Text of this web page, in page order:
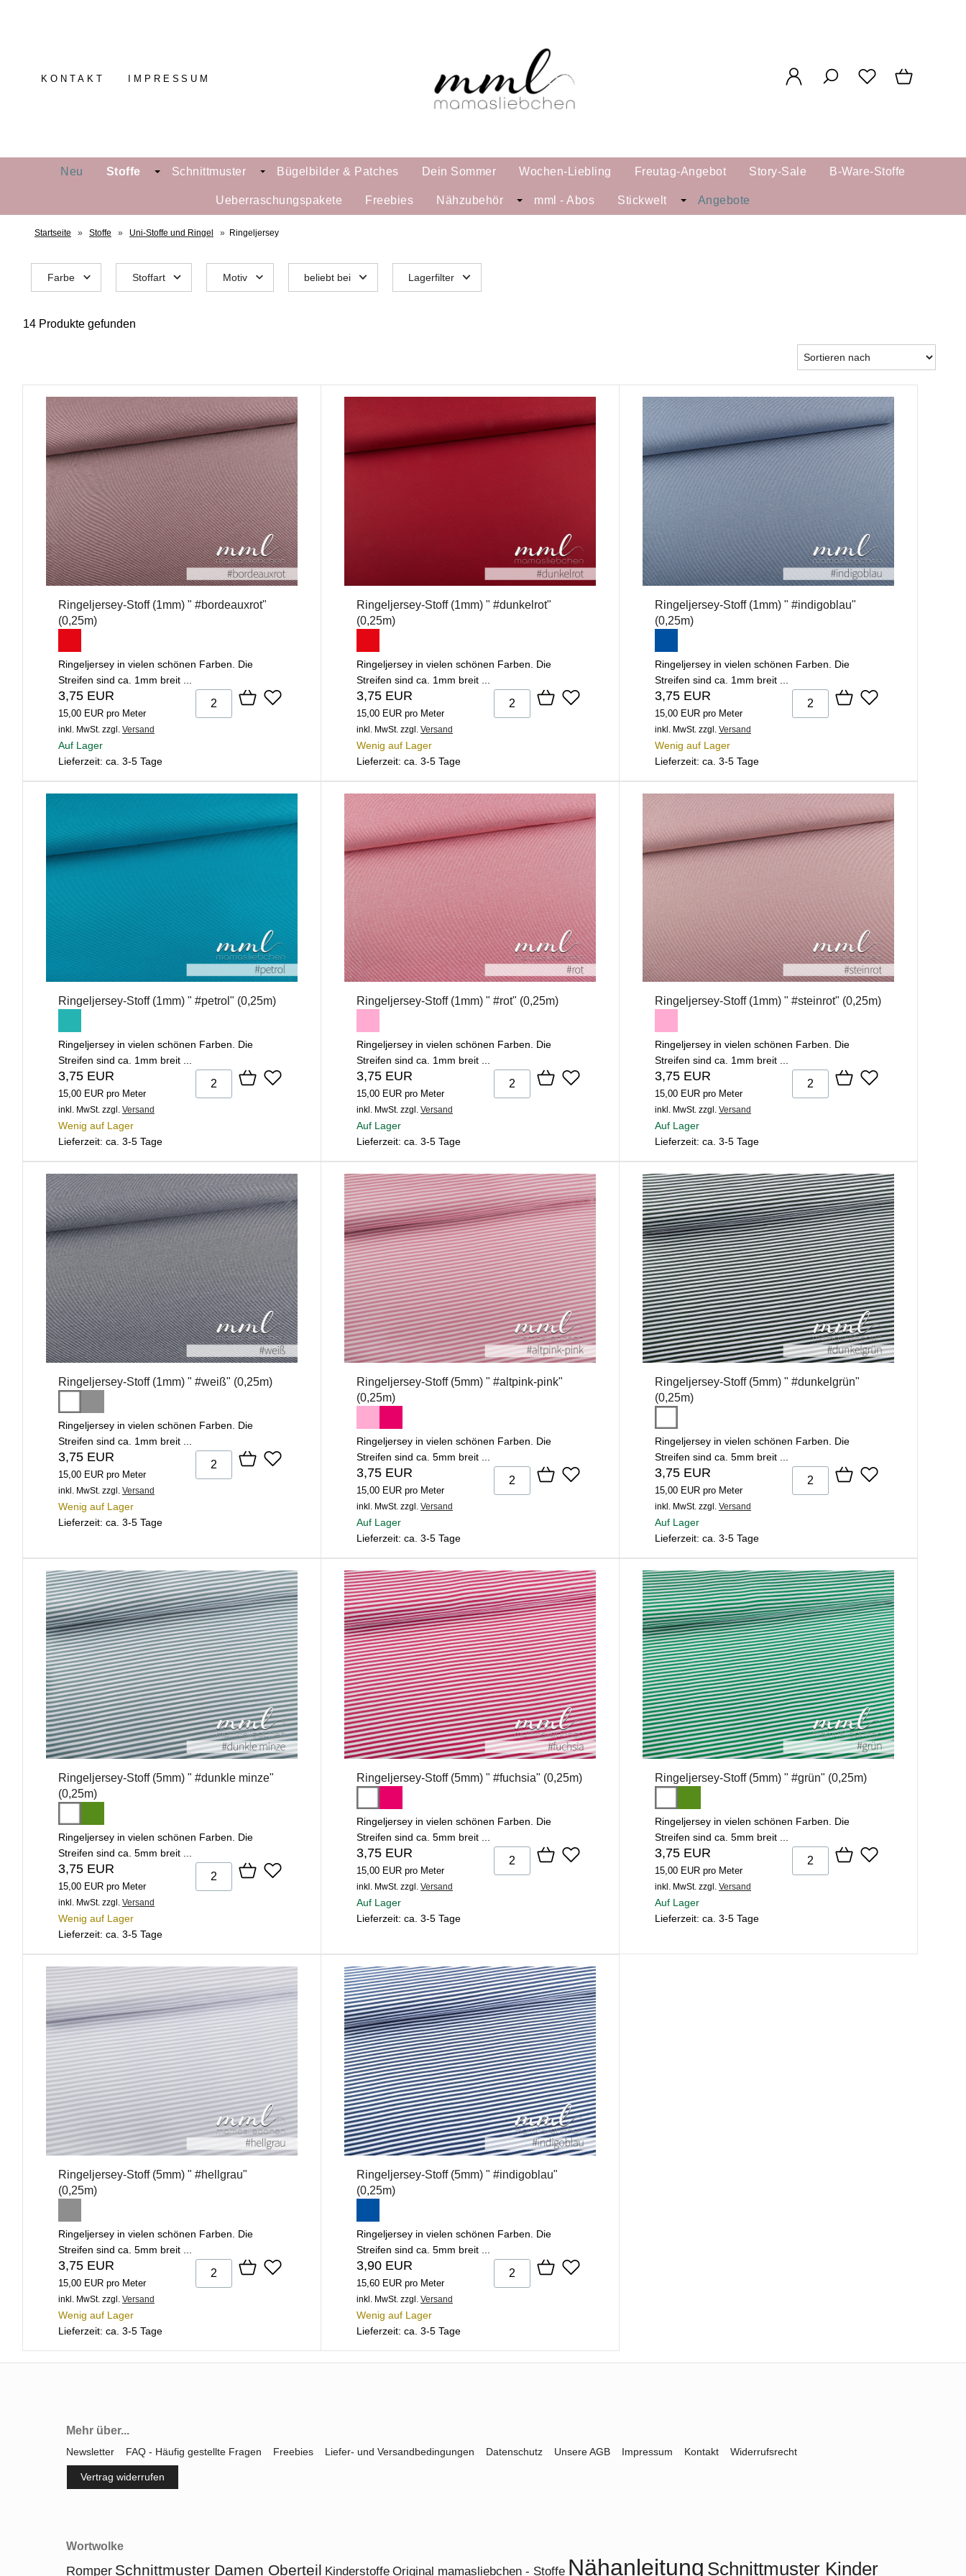
KONTAKT IMPRESSUM
Neu Stoffe Schnittmuster Bügelbilder & Patches Dein Sommer Wochen-Liebling Freutag-Angebot Story-Sale B-Ware-Stoffe
Ueberraschungspakete Freebies Nähzubehör mml - Abos Stickwelt Angebote
Startseite » Stoffe » Uni-Stoffe und Ringel » Ringeljersey
Farbe Stoffart Motiv beliebt bei Lagerfilter
14 Produkte gefunden
Ringeljersey-Stoff (1mm) " #bordeauxrot"
(0,25m)
Ringeljersey in vielen schönen Farben. Die
Streifen sind ca. 1mm breit ...
3,75 EUR
15,00 EUR pro Meter
inkl. MwSt. zzgl. Versand
Auf Lager
Lieferzeit: ca. 3-5 Tage
Ringeljersey-Stoff (1mm) " #dunkelrot"
(0,25m)
Ringeljersey in vielen schönen Farben. Die
Streifen sind ca. 1mm breit ...
3,75 EUR
15,00 EUR pro Meter
inkl. MwSt. zzgl. Versand
Wenig auf Lager
Lieferzeit: ca. 3-5 Tage
Ringeljersey-Stoff (1mm) " #indigoblau"
(0,25m)
Ringeljersey in vielen schönen Farben. Die
Streifen sind ca. 1mm breit ...
3,75 EUR
15,00 EUR pro Meter
inkl. MwSt. zzgl. Versand
Wenig auf Lager
Lieferzeit: ca. 3-5 Tage
Ringeljersey-Stoff (1mm) " #petrol" (0,25m)
Ringeljersey in vielen schönen Farben. Die
Streifen sind ca. 1mm breit ...
3,75 EUR
15,00 EUR pro Meter
inkl. MwSt. zzgl. Versand
Wenig auf Lager
Lieferzeit: ca. 3-5 Tage
Ringeljersey-Stoff (1mm) " #rot" (0,25m)
Ringeljersey in vielen schönen Farben. Die
Streifen sind ca. 1mm breit ...
3,75 EUR
15,00 EUR pro Meter
inkl. MwSt. zzgl. Versand
Auf Lager
Lieferzeit: ca. 3-5 Tage
Ringeljersey-Stoff (1mm) " #steinrot" (0,25m)
Ringeljersey in vielen schönen Farben. Die
Streifen sind ca. 1mm breit ...
3,75 EUR
15,00 EUR pro Meter
inkl. MwSt. zzgl. Versand
Auf Lager
Lieferzeit: ca. 3-5 Tage
Ringeljersey-Stoff (1mm) " #weiß" (0,25m)
Ringeljersey in vielen schönen Farben. Die
Streifen sind ca. 1mm breit ...
3,75 EUR
15,00 EUR pro Meter
inkl. MwSt. zzgl. Versand
Wenig auf Lager
Lieferzeit: ca. 3-5 Tage
Ringeljersey-Stoff (5mm) " #altpink-pink"
(0,25m)
Ringeljersey in vielen schönen Farben. Die
Streifen sind ca. 5mm breit ...
3,75 EUR
15,00 EUR pro Meter
inkl. MwSt. zzgl. Versand
Auf Lager
Lieferzeit: ca. 3-5 Tage
Ringeljersey-Stoff (5mm) " #dunkelgrün"
(0,25m)
Ringeljersey in vielen schönen Farben. Die
Streifen sind ca. 5mm breit ...
3,75 EUR
15,00 EUR pro Meter
inkl. MwSt. zzgl. Versand
Auf Lager
Lieferzeit: ca. 3-5 Tage
Ringeljersey-Stoff (5mm) " #dunkle minze"
(0,25m)
Ringeljersey in vielen schönen Farben. Die
Streifen sind ca. 5mm breit ...
3,75 EUR
15,00 EUR pro Meter
inkl. MwSt. zzgl. Versand
Wenig auf Lager
Lieferzeit: ca. 3-5 Tage
Ringeljersey-Stoff (5mm) " #fuchsia" (0,25m)
Ringeljersey in vielen schönen Farben. Die
Streifen sind ca. 5mm breit ...
3,75 EUR
15,00 EUR pro Meter
inkl. MwSt. zzgl. Versand
Auf Lager
Lieferzeit: ca. 3-5 Tage
Ringeljersey-Stoff (5mm) " #grün" (0,25m)
Ringeljersey in vielen schönen Farben. Die
Streifen sind ca. 5mm breit ...
3,75 EUR
15,00 EUR pro Meter
inkl. MwSt. zzgl. Versand
Auf Lager
Lieferzeit: ca. 3-5 Tage
Ringeljersey-Stoff (5mm) " #hellgrau"
(0,25m)
Ringeljersey in vielen schönen Farben. Die
Streifen sind ca. 5mm breit ...
3,75 EUR
15,00 EUR pro Meter
inkl. MwSt. zzgl. Versand
Wenig auf Lager
Lieferzeit: ca. 3-5 Tage
Ringeljersey-Stoff (5mm) " #indigoblau"
(0,25m)
Ringeljersey in vielen schönen Farben. Die
Streifen sind ca. 5mm breit ...
3,90 EUR
15,60 EUR pro Meter
inkl. MwSt. zzgl. Versand
Wenig auf Lager
Lieferzeit: ca. 3-5 Tage
Mehr über...
Newsletter FAQ - Häufig gestellte Fragen Freebies Liefer- und Versandbedingungen Datenschutz Unsere AGB Impressum Kontakt Widerrufsrecht
Vertrag widerrufen
Wortwolke
Romper Schnittmuster Damen Oberteil Kinderstoffe Original mamasliebchen - Stoffe Nähanleitung Schnittmuster Kinder